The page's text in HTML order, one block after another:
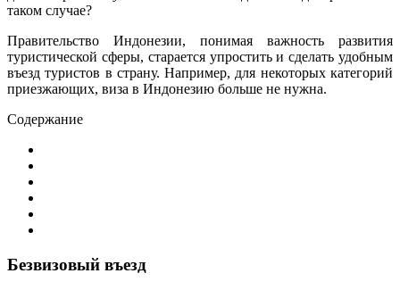
таком случае?
Правительство Индонезии, понимая важность развития
туристической сферы, старается упростить и сделать удобным
въезд туристов в страну. Например, для некоторых категорий
приезжающих, виза в Индонезию больше не нужна.
Содержание
Безвизовый въезд